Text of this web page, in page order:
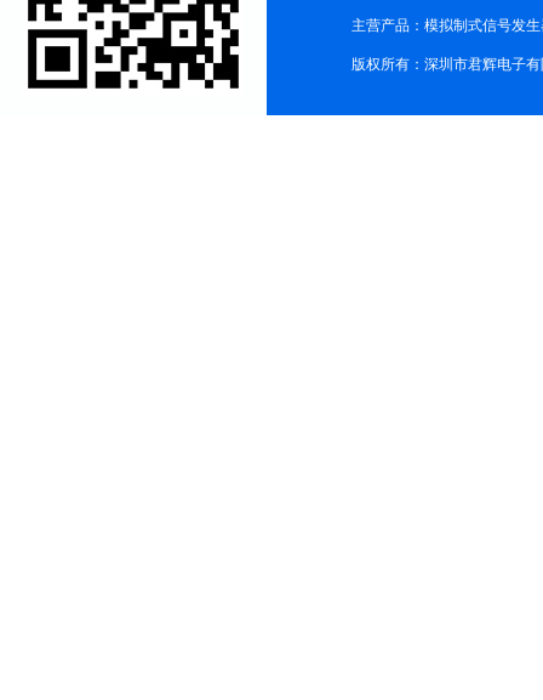
主营产品：模拟制式信号发
版权所有：深圳市君辉电子